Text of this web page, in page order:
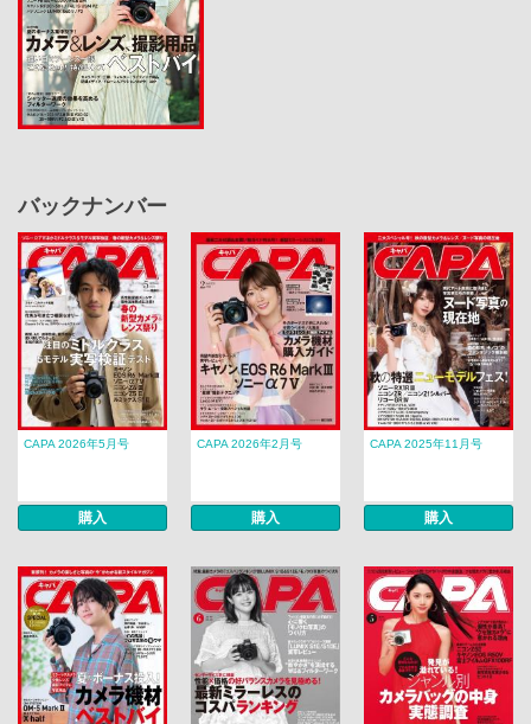
バックナンバー
CAPA 2026年5月号
購入
CAPA 2026年2月号
購入
CAPA 2025年11月号
購入